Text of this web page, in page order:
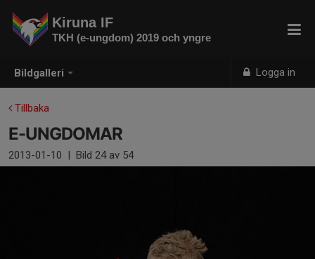
Bildgalleri Logga in
Kiruna IF
TKH (e-ungdom) 2019 och yngre
Tillbaka
E-UNGDOMAR
2013-01-10 | Bild 24av 54